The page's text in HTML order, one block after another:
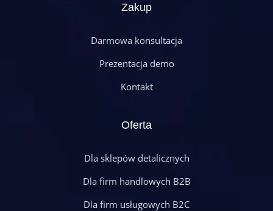
Zakup
Darmowa konsultacja
Prezentacja demo
Kontakt
Oferta
Dla sklepów detalicznych
Dla firm handlowych B2B
Dla firm usługowych B2C